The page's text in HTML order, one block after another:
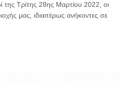
Τρίτης 28ης Μαρτίου 2022, οι
μας, ιδιαιτέρως ανήκοντες σε